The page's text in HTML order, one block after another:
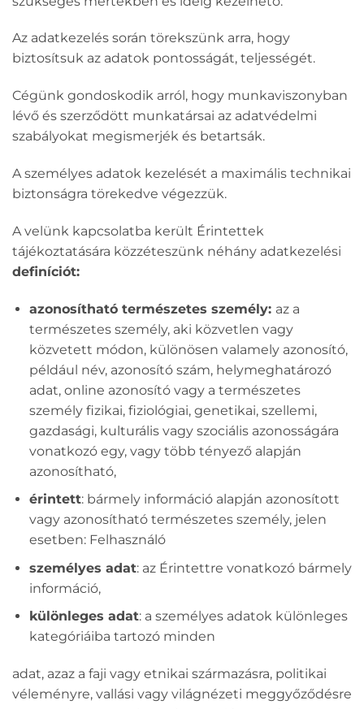
Az adatkezelés során törekszünk arra, hogy
biztosítsuk az adatok pontosságát, teljességét.
Cégünk gondoskodik arról, hogy munkaviszonyban
lévő és szerződött munkatársai az adatvédelmi
szabályokat megismerjék és betartsák.
A személyes adatok kezelését a maximális technikai
biztonságra törekedve végezzük.
A velünk kapcsolatba került Érintettek
tájékoztatására közzéteszünk néhány adatkezelési
definíciót:
azonosítható természetes személy: az a
természetes személy, aki közvetlen vagy
közvetett módon, különösen valamely azonosító,
például név, azonosító szám, helymeghatározó
adat, online azonosító vagy a természetes
személy fizikai, fiziológiai, genetikai, szellemi,
gazdasági, kulturális vagy szociális azonosságára
vonatkozó egy, vagy több tényező alapján
azonosítható,
érintett: bármely információ alapján azonosított
vagy azonosítható természetes személy, jelen
esetben: Felhasználó
személyes adat: az Érintettre vonatkozó bármely
információ,
különleges adat: a személyes adatok különleges
kategóriáiba tartozó minden
adat, azaz a faji vagy etnikai származásra, politikai
véleményre, vallási vagy világnézeti meggyőződésre